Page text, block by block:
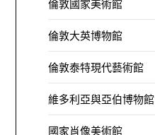
倫敦國家美術館
倫敦大英博物館
倫敦泰特現代藝術館
維多利亞與亞伯博物館
國家肖像美術館